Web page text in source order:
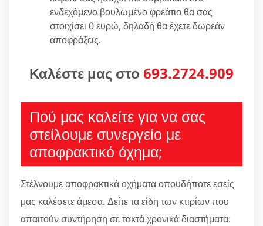
ενδεχόμενο βουλωμένο φρεάτιο θα σας
στοιχίσει 0 ευρώ, δηλαδή θα έχετε δωρεάν
αποφράξεις.
Καλέστε μας στο 693.2724.909
Πού μας καλείτε για να σας
στείλουμε συνεργείο με
αποφρακτικό όχημα;
Στέλνουμε αποφρακτικά οχήματα οπουδήποτε εσείς
μας καλέσετε άμεσα. Δείτε τα είδη των κτιρίων που
απαιτούν συντήρηση σε τακτά χρονικά διαστήματα: